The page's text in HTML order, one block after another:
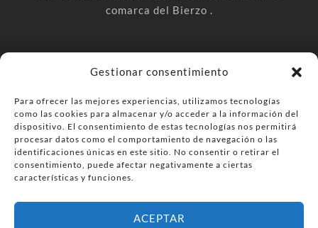
Gestionar consentimiento
Para ofrecer las mejores experiencias, utilizamos tecnologías
como las cookies para almacenar y/o acceder a la información del
dispositivo. El consentimiento de estas tecnologías nos permitirá
procesar datos como el comportamiento de navegación o las
identificaciones únicas en este sitio. No consentir o retirar el
consentimiento, puede afectar negativamente a ciertas
características y funciones.
ACEPTAR
comarca del Bierzo .
comarca del Bierzo
Anúnciate
Más información sobre las cookies
Envía tu negocio
Contacta Política de privacidad